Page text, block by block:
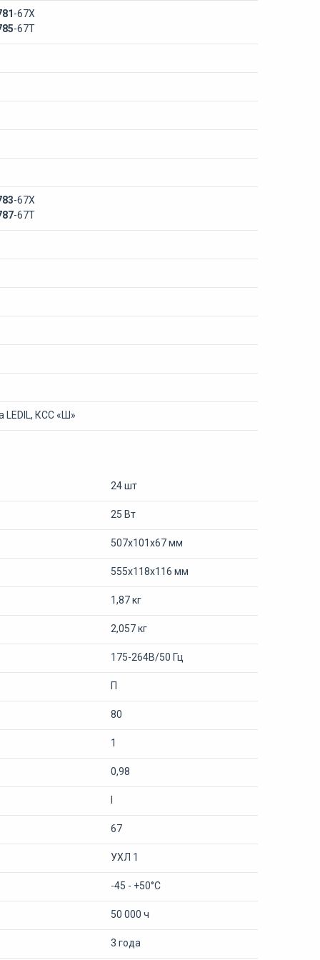
-67Х
-67Т
-67Х
-67Т
LEDIL, КСС «Ш»
24 шт
25 Вт
507х101х67 мм
555х118х116 мм
1,87 кг
2,057 кг
175-264В/50 Гц
П
80
1
0,98
67
УХЛ 1
-45 - +50°С
50 000 ч
3 года